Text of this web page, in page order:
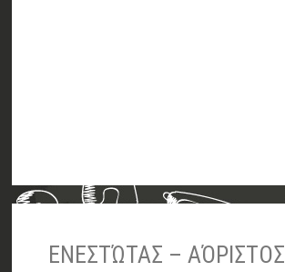
ΕΝΕΣΤΏΤΑΣ – ΑΌΡΙΣΤΟΣ